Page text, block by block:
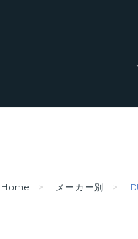
Home メーカー別